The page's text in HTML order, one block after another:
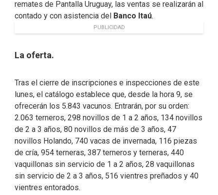
remates de Pantalla Uruguay, las ventas se realizarán al
contado y con asistencia del Banco Itaú.
PUBLICIDAD
La oferta.
Tras el cierre de inscripciones e inspecciones de este
lunes, el catálogo establece que, desde la hora 9, se
ofrecerán los 5.843 vacunos. Entrarán, por su orden:
2.063 terneros, 298 novillos de 1 a 2 años, 134 novillos
de 2 a 3 años, 80 novillos de más de 3 años, 47
novillos Holando, 740 vacas de invernada, 116 piezas
de cría, 954 terneras, 387 terneros y terneras, 440
vaquillonas sin servicio de 1 a 2 años, 28 vaquillonas
sin servicio de 2 a 3 años, 516 vientres preñados y 40
vientres entorados.